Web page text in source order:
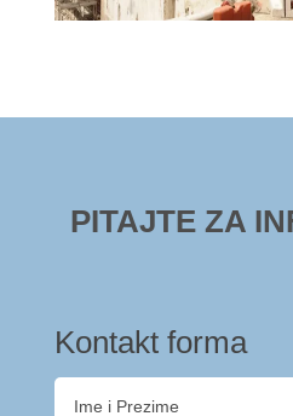
PITAJTE ZA
Kontakt forma